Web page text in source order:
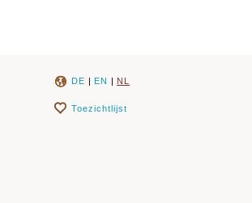
DE | EN | NL
Toezichtlijst